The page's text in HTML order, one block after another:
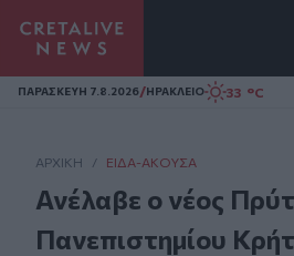
Homepage
ΠΑΡΑΣΚΕΥΗ 7.8.2026/ΗΡΑΚΛΕΙΟ 33 °C
ΑΡΧΙΚΗ / ΕΊΔΑ-ΆΚΟΥΣΑ
Ανέλαβε ο νέος
Πανεπιστημίου